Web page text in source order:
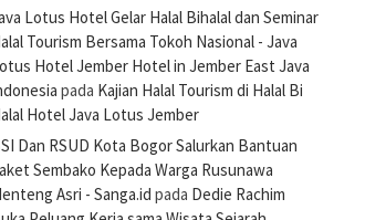
Lotus Hotel Gelar Halal Bihalal dan Seminar
Tourism Bersama Tokoh Nasional - Java
Hotel Jember Hotel in Jember East Java
pada Kajian Halal Tourism di Halal Bi
Hotel Java Lotus Jember
Dan RSUD Kota Bogor Salurkan Bantuan
Sembako Kepada Warga Rusunawa
Asri - Sanga.id pada Dedie Rachim